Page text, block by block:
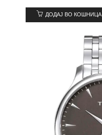
ДОДАЈ ВО КОШНИЦА